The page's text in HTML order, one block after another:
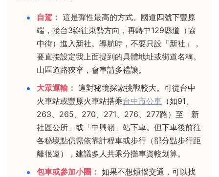
自駕： 這是彈性最高的方式。國道四號下豐原
端，接台3線往東勢方向，再轉中129縣道（協
中街）進入新社。導航時，不要只設「新社」，
要直接設定我上面提到的具體地址或街道名稱。
山區道路狹窄，會車請多禮讓。
大眾運輸： 這對秘境探索挑戰較大。可從台中
火車站或豐原火車站搭乘台中市公車 （如91、
263、265、270、271、276、277路）至「新
社區公所」或「中興嶺」站下車。但下車後前往
各秘境點仍需依靠計程車或步行（部分點步行距
離很遠），建議多人共乘分攤車資較划算。
包車或參加小團： 如果不想煩惱交通，可以找